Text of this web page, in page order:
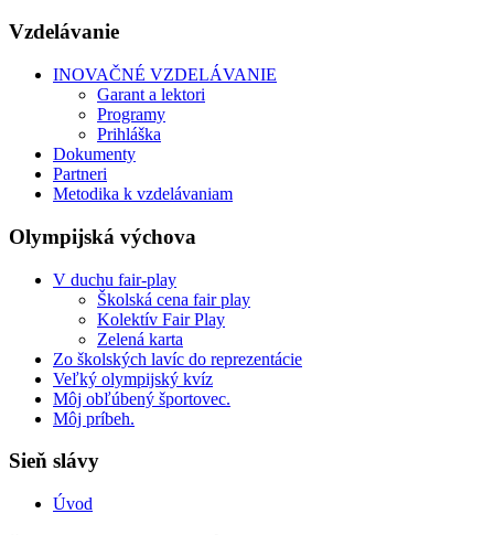
Vzdelávanie
INOVAČNÉ VZDELÁVANIE
Garant a lektori
Programy
Prihláška
Dokumenty
Partneri
Metodika k vzdelávaniam
Olympijská výchova
V duchu fair-play
Školská cena fair play
Kolektív Fair Play
Zelená karta
Zo školských lavíc do reprezentácie
Veľký olympijský kvíz
Môj obľúbený športovec.
Môj príbeh.
Sieň slávy
Úvod